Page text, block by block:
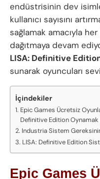
endüstrisinin dev
kullanıcı sayısını
sağlamak amacıyla
dağıtmaya devam
LISA: Definitive
sunarak oyuncuları
İçindekiler
Epic Games Ücretsiz
Definitive Edition Oynamak
Industria Sistem
LISA: Definitive Edition
Epic Games